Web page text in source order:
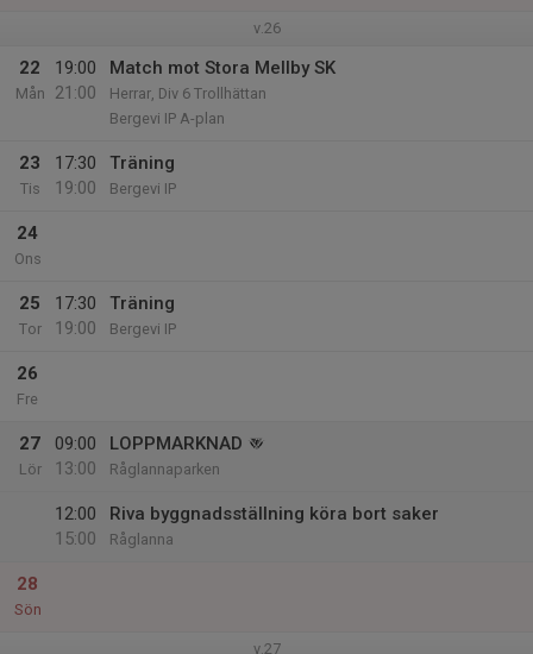
v.26
22
Mån
19:00
21:00
Match mot Stora Mellby SK
Herrar, Div 6 Trollhättan
Bergevi IP A-plan
23
Tis
17:30
19:00
Träning
Bergevi IP
24
Ons
25
Tor
17:30
19:00
Träning
Bergevi IP
26
Fre
27
Lör
09:00
13:00
LOPPMARKNAD
Råglannaparken
12:00
15:00
Riva byggnadsställning köra bort saker
Råglanna
28
Sön
v.27